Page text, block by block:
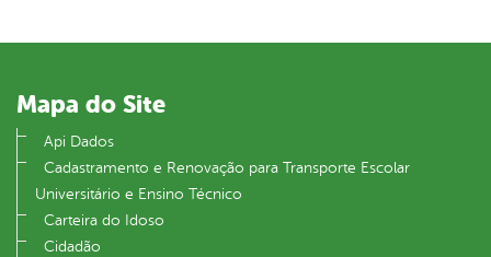
Mapa do Site
Api Dados
Cadastramento e Renovação para Transporte Escolar
Universitário e Ensino Técnico
Carteira do Idoso
Cidadão